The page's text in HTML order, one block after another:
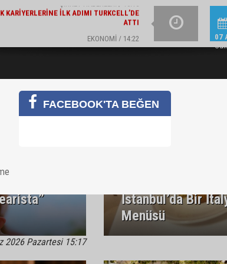
07
EKONOMI / 14:22
EKONOMIYE 363 MILYAR TL FINANSMAN
DESTEĞI
EBEBEK 2026 YILI
2026 Pazartesi 15:17
İstanbul’da Bir
Menüsü
FACEBOOK'TA BEĞEN